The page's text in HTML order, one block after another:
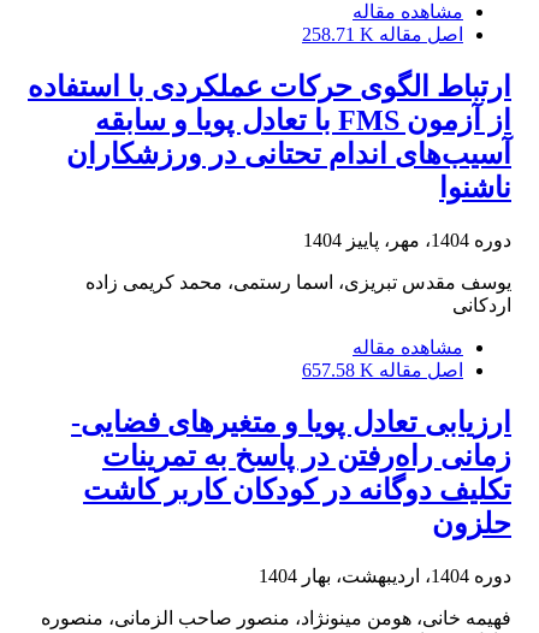
مشاهده مقاله
اصل مقاله 258.71 K
ارتباط الگوی حرکات عملکردی با استفاده
از آزمون FMS با تعادل پویا و سابقه
آسیب‌های اندام تحتانی در ورزشکاران
ناشنوا
دوره 1404، مهر، پاییز 1404
یوسف مقدس تبریزی، اسما رستمی، محمد کریمی زاده
اردکانی
مشاهده مقاله
اصل مقاله 657.58 K
ارزیابی تعادل پویا و متغیرهای فضایی-
زمانی راه‌رفتن در پاسخ به تمرینات
تکلیف دوگانه در کودکان کاربر کاشت
حلزون
دوره 1404، اردیبهشت، بهار 1404
فهیمه خانی، هومن مینونژاد، منصور صاحب الزمانی، منصوره